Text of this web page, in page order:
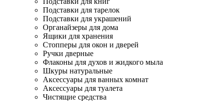
Подставки для тарелок
Подставки для украшений
Органайзеры для дома
Ящики для хранения
Стопперы для окон и дверей
Ручки дверные
Флаконы для духов и жидкого мыла
Шкуры натуральные
Аксессуары для ванных комнат
Аксессуары для туалета
Чистящие средства